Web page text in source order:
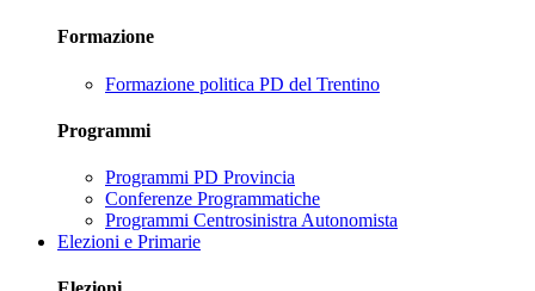
Formazione
Formazione politica PD del Trentino
Programmi
Programmi PD Provincia
Conferenze Programmatiche
Programmi Centrosinistra Autonomista
Elezioni e Primarie